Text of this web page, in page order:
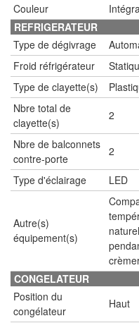
Couleur
REFRIGERATEUR
Type de dégivrage
Froid réfrigérateur
Type de clayette(s)
Nbre total de
clayette(s)
2
Nbre de balconnets
contre-porte
2
Type d'éclairage LED
Autre(s)
équipement(s)
CONGELATEUR
Position du
congélateur
Haut